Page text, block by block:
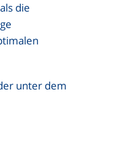
die
unter dem